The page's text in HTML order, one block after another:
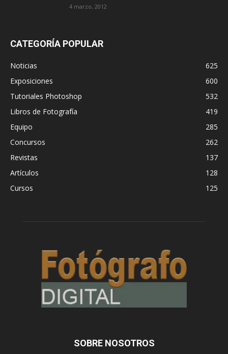
4 marzo, 2012
CATEGORÍA POPULAR
Noticias
625
Exposiciones
600
Tutoriales Photoshop
532
Libros de Fotografía
419
Equipo
285
Concursos
262
Revistas
137
Artículos
128
Cursos
125
SOBRE NOSOTROS